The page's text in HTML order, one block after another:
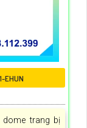
EHUN
dome trang bị